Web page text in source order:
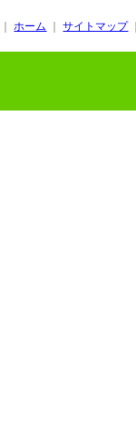
｜ホーム ｜サイトマップ